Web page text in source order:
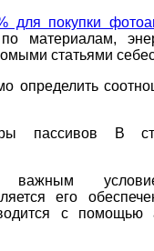
для покупки
материалам,
статьями
определить
пассивов В
его
с помощью